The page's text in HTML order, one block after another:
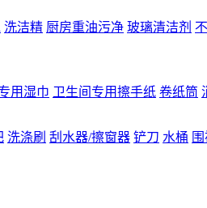
洗洁精 厨房重油污净 玻璃清洁剂
用湿巾 卫生间专用擦手纸 卷纸筒
洗涤刷 刮水器/擦窗器 铲刀 水桶